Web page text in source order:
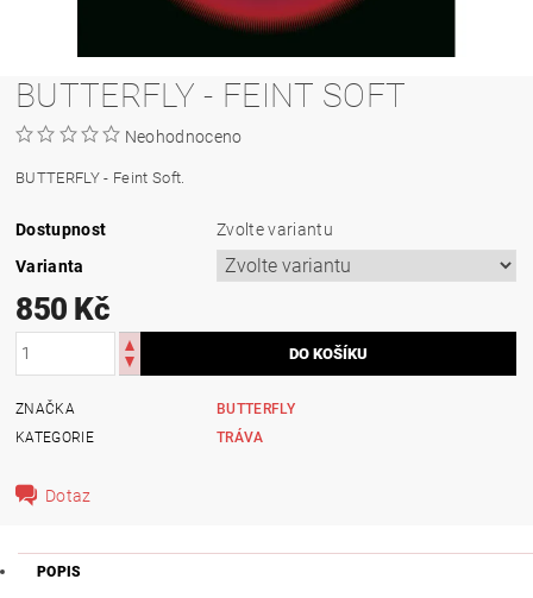
BUTTERFLY - FEINT SOFT
Neohodnoceno
BUTTERFLY - Feint Soft.
Dostupnost
Zvolte variantu
Varianta
850 Kč
ZNAČKA
BUTTERFLY
KATEGORIE
TRÁVA
Dotaz
POPIS